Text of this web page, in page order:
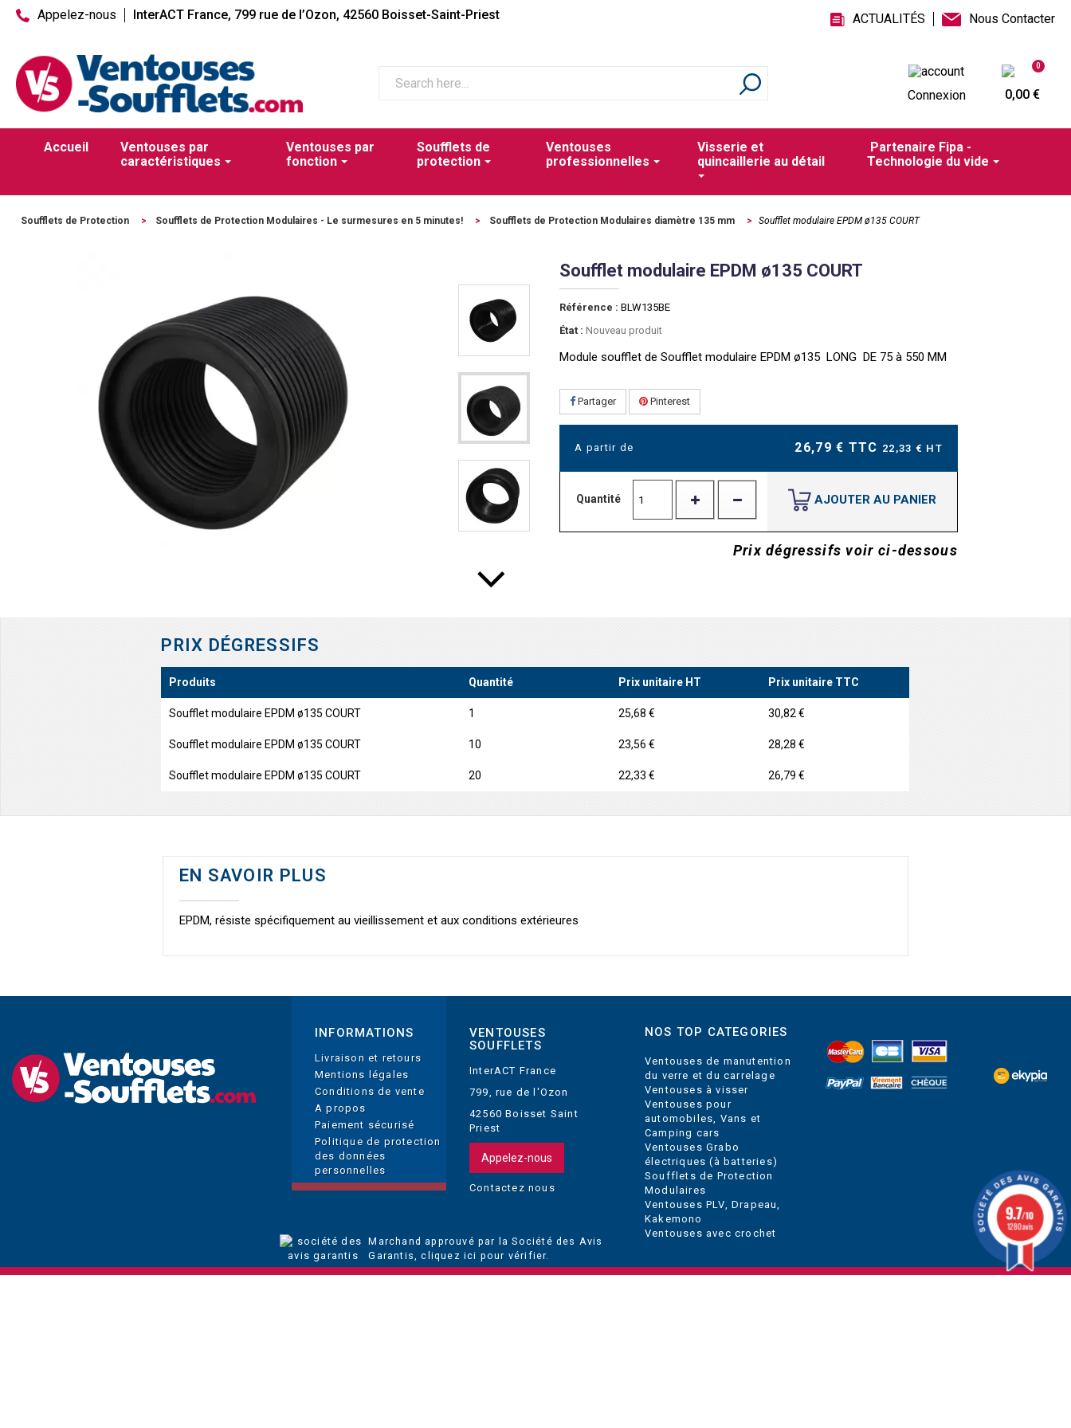
Appelez-nous InterACT France, 799 rue de l’Ozon, 42560 Boisset-Saint-Priest ACTUALITÉS Nous Contacter
Connexion
0
0,00 €
Accueil
Ventouses par
caractéristiques
Ventouses par
fonction
Soufflets de
protection
Ventouses
professionnelles
Visserie et
quincaillerie au détail
Partenaire Fipa -
Technologie du vide
Soufflets de Protection > Soufflets de Protection Modulaires - Le surmesures en 5 minutes! > Soufflets de Protection Modulaires diamètre 135 mm > Soufflet modulaire EPDM ø135 COURT
Soufflet modulaire EPDM ø135 COURT
Référence : BLW135BE
État : Nouveau produit
Module soufflet de Soufflet modulaire EPDM ø135 LONG DE 75 à 550 MM
Partager Pinterest
A partir de 26,79 € TTC 22,33 € HT
Quantité AJOUTER AU PANIER
Prix dégressifs voir ci-dessous
PRIX DÉGRESSIFS
Produits Quantité Prix unitaire HT Prix unitaire TTC
Soufflet modulaire EPDM ø135 COURT 1 25,68 € 30,82 €
Soufflet modulaire EPDM ø135 COURT 10 23,56 € 28,28 €
Soufflet modulaire EPDM ø135 COURT 20 22,33 € 26,79 €
EN SAVOIR PLUS
EPDM, résiste spécifiquement au vieillissement et aux conditions extérieures
INFORMATIONS
Livraison et retours
Mentions légales
Conditions de vente
A propos
Paiement sécurisé
Politique de protection
des données
personnelles
VENTOUSES
SOUFFLETS
InterACT France
799, rue de l'Ozon
42560 Boisset Saint
Priest
Appelez-nous
Contactez nous
Marchand approuvé par la Société des Avis
Garantis,cliquez ici pour vérifier.
NOS TOP CATEGORIES
Ventouses de manutention
du verre et du carrelage
Ventouses à visser
Ventouses pour
automobiles, Vans et
Camping cars
Ventouses Grabo
électriques (à batteries)
Soufflets de Protection
Modulaires
Ventouses PLV, Drapeau,
Kakemono
Ventouses avec crochet
9.7/10
1280 avis